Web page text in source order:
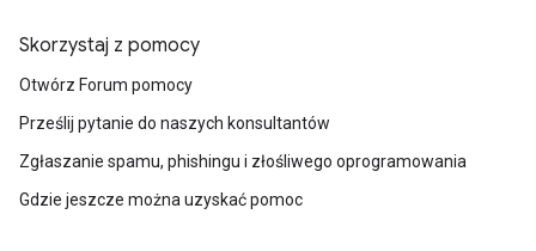
Skorzystaj z pomocy
Otwórz Forum pomocy
Prześlij pytanie do naszych konsultantów
Zgłaszanie spamu, phishingu i złośliwego oprogramowania
Gdzie jeszcze można uzyskać pomoc